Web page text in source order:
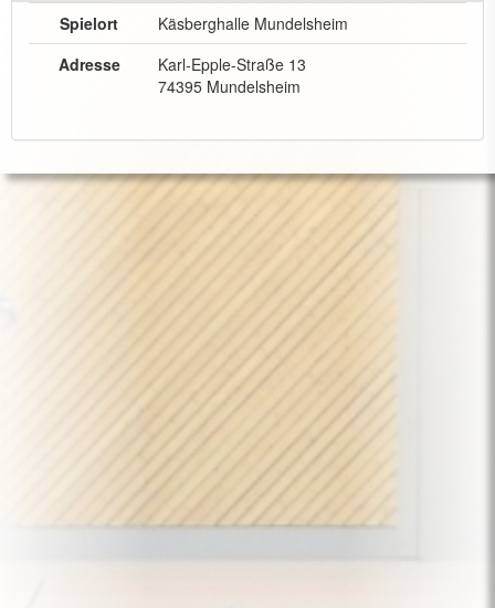
Spielort
Käsberghalle Mundelsheim
Adresse
Karl-Epple-Straße 13
74395 Mundelsheim